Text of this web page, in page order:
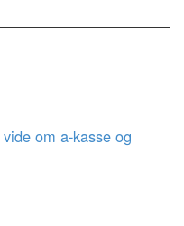
om a-kasse og